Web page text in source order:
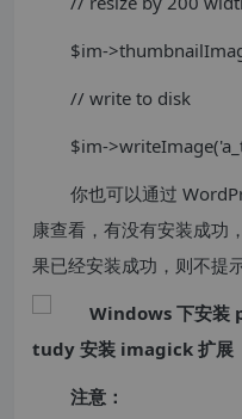
$im-
// write to disk
$im-
你也可以通过
康查看，有没有安装成功
果已经安装成功，则不提示
注意：